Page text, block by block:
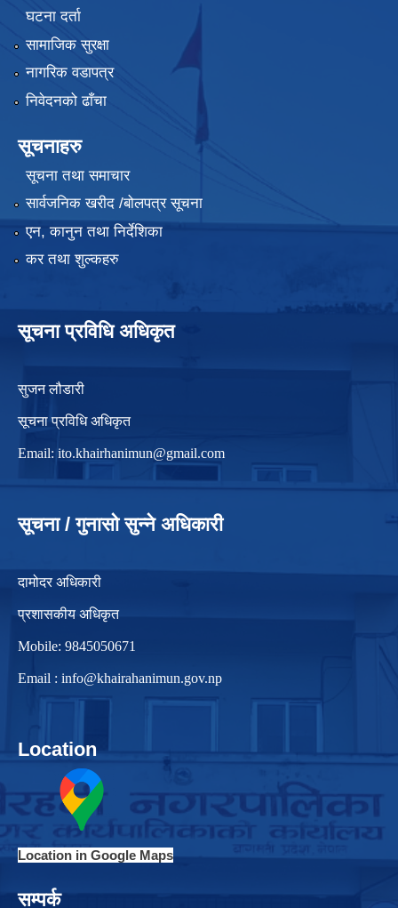
घटना दर्ता
सामाजिक सुरक्षा
नागरिक वडापत्र
निवेदनको ढाँचा
सूचनाहरु
सूचना तथा समाचार
सार्वजनिक खरीद /बोलपत्र सूचना
एन, कानुन तथा निर्देशिका
कर तथा शुल्कहरु
सूचना प्रविधि अधिकृत
सुजन लौडारी
सूचना प्रविधि अधिकृत
Email: ito.khairhanimun@gmail.com
सूचना / गुनासो सुन्ने अधिकारी
दामोदर अधिकारी
प्रशासकीय अधिकृत
Mobile: 9845050671
Email : info@khairahanimun.gov.np
Location
Location in Google Maps
सम्पर्क